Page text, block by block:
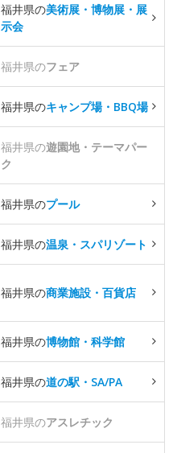
福井県の美術展・博物展・展
示会
福井県のフェア
福井県のキャンプ場・BBQ場
福井県の遊園地・テーマパー
ク
福井県のプール
福井県の温泉・スパリゾート
福井県の商業施設・百貨店
福井県の博物館・科学館
福井県の道の駅・SA/PA
福井県のアスレチック